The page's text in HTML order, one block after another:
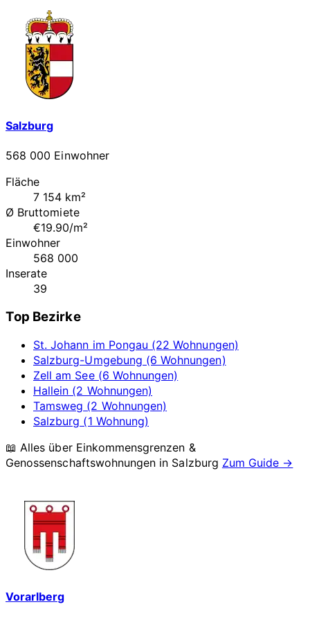
Salzburg
568 000 Einwohner
Fläche
7 154 km²
Ø Bruttomiete
€19.90/m²
Einwohner
568 000
Inserate
39
Top Bezirke
St. Johann im Pongau (22 Wohnungen)
Salzburg-Umgebung (6 Wohnungen)
Zell am See (6 Wohnungen)
Hallein (2 Wohnungen)
Tamsweg (2 Wohnungen)
Salzburg (1 Wohnung)
📖 Alles über Einkommensgrenzen &
Genossenschaftswohnungen in Salzburg Zum Guide →
Vorarlberg